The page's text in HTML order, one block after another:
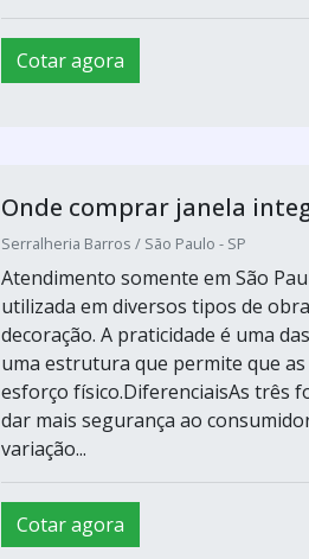
Cotar agora
Onde comprar janela
Serralheria Barros / São Paulo - SP
Atendimento somente em São
utilizada em diversos tipos de
decoração. A praticidade é uma
uma estrutura que permite que
esforço físico.DiferenciaisAs três
dar mais segurança ao
variação...
Cotar agora